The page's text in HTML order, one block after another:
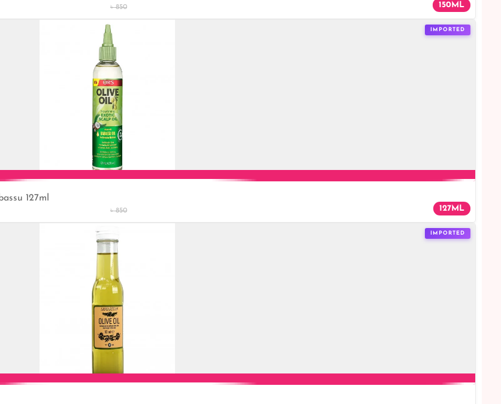
৳ 850 150ML
IMPORTED
127ml
৳ 850 127ML
IMPORTED